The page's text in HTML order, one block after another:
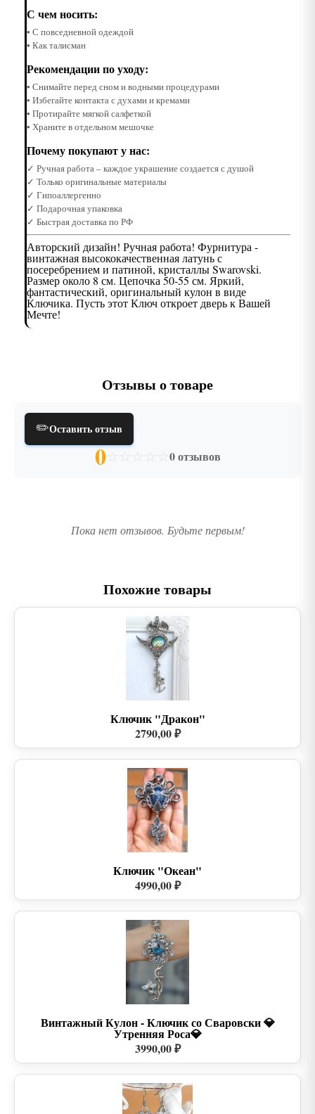
С чем носить:
• С повседневной одеждой
• Как талисман
Рекомендации по уходу:
• Снимайте перед сном и водными процедурами
• Избегайте контакта с духами и кремами
• Протирайте мягкой салфеткой
• Храните в отдельном мешочке
Почему покупают у нас:
✓ Ручная работа – каждое украшение создается с душой
✓ Только оригинальные материалы
✓ Гипоаллергенно
✓ Подарочная упаковка
✓ Быстрая доставка по РФ
Авторский дизайн! Ручная работа! Фурнитура -
винтажная высококачественная латунь с
посеребрением и патиной, кристаллы Swarovski.
Размер около 8 см. Цепочка 50-55 см. Яркий,
фантастический, оригинальный кулон в виде
Ключика. Пусть этот Ключ откроет дверь к Вашей
Мечте!
Отзывы о товаре
✏️Оставить отзыв
0☆ ☆ ☆ ☆ ☆ 0 отзывов
Пока нет отзывов. Будьте первым!
Похожие товары
Ключик "Дракон"
2790,00 ₽
Ключик "Океан"
4990,00 ₽
Винтажный Кулон - Ключик со Сваровски 💎
Утренняя Роса💎
3990,00 ₽